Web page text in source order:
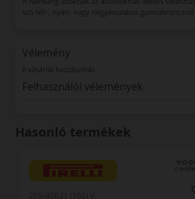
szó téli-, nyári- vagy négyévszakos gumiabroncsról.
Vélemény
0 vásárlói hozzászólás
Felhasználói vélemények
Hasonló termékek
0